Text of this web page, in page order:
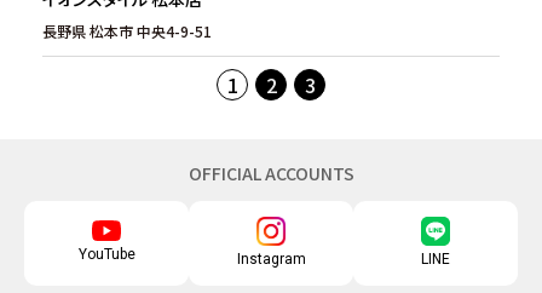
長野県 松本市 中央4-9-51
1 2 3
OFFICIAL ACCOUNTS
YouTube Instagram LINE